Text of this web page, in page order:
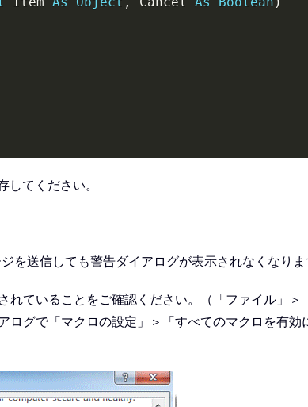
てください。
を送信しても警告ダイアログが表示されなくなり
ていることをご確認ください。（「ファイル」
グで「マクロの設定」＞「すべてのマクロを有